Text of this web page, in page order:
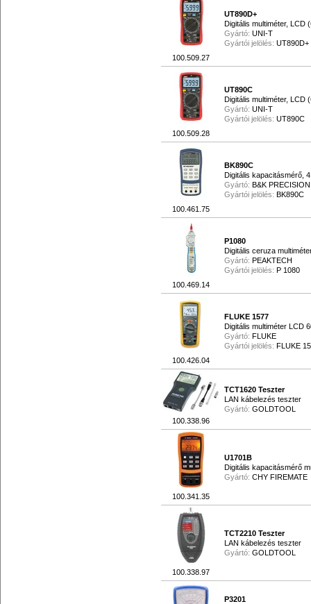
100.509.27
UT890D+
Digitális multiméter, LCD
Gyártó: UNI-T
Gyártói jelölés: UT890D+
100.509.28
UT890C
Digitális multiméter, LCD
Gyártó: UNI-T
Gyártói jelölés: UT890C
100.461.75
BK890C
Digitális kapacitásmérő,
Gyártó: B&K PRECISION
Gyártói jelölés: BK890C
100.469.14
P1080
Digitális ceruza
Gyártó: PEAKTECH
Gyártói jelölés: P 1080
100.426.04
FLUKE 1577
Digitális multiméter LCD
Gyártó: FLUKE
Gyártói jelölés: FLUKE
100.338.96
TCT1620 Teszter
LAN kábelezés teszter
Gyártó: GOLDTOOL
100.341.35
U1701B
Digitális kapacitásmérő
Gyártó: CHY FIREMATE
100.338.97
TCT2210 Teszter
LAN kábelezés teszter
Gyártó: GOLDTOOL
P3201